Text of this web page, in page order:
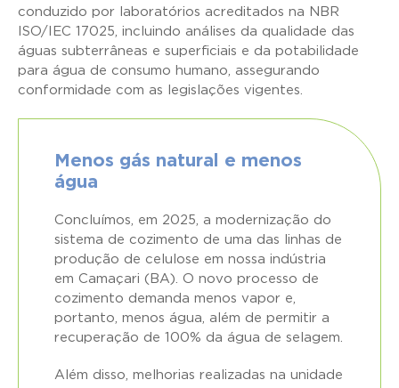
conduzido por laboratórios acreditados na NBR
ISO/IEC 17025, incluindo análises da qualidade das
águas subterrâneas e superficiais e da potabilidade
para água de consumo humano, assegurando
conformidade com as legislações vigentes.
Menos gás natural e menos
água
Concluímos, em 2025, a modernização do
sistema de cozimento de uma das linhas de
produção de celulose em nossa indústria
em Camaçari (BA). O novo processo de
cozimento demanda menos vapor e,
portanto, menos água, além de permitir a
recuperação de 100% da água de selagem.
Além disso, melhorias realizadas na unidade